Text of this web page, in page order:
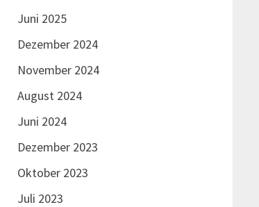
Juni 2025
Dezember 2024
November 2024
August 2024
Juni 2024
Dezember 2023
Oktober 2023
Juli 2023